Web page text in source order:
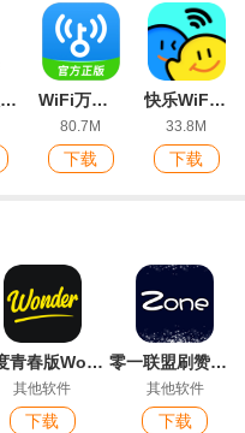
我的武汉通(武汉一卡通)软件 WiFi万能钥匙app官方版
80.7M
下载
快乐WiFi最新版
33.8M
下载
百度青春版Wonder App最新版
其他软件
下载
零一联盟刷赞软件最新版
其他软件
下载